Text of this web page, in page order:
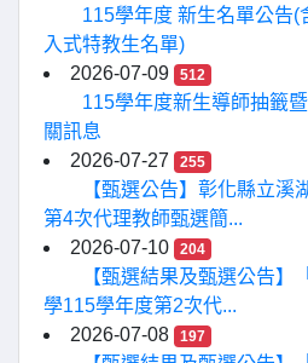
115學年度 新生名單公告(
入式特教生名單)
2026-07-09
512
115學年度新生導師抽籤
關訊息
2026-07-27
255
【甄選公告】彰化縣立溪
第4次代理教師甄選簡...
2026-07-10
204
【甄選結果及甄選公告】
學115學年度第2次代...
2026-07-08
197